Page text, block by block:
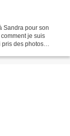
Sandra pour son
je suis
pris des photos